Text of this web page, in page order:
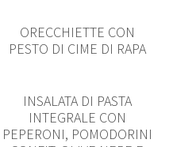
ORECCHIETTE CON
PESTO DI CIME DI RAPA
INSALATA DI PASTA
INTEGRALE CON
PEPERONI, POMODORINI